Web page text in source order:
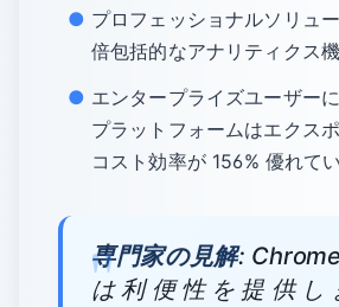
プロフェッショナルソリュ
倍包括的なアナリティクス
エンタープライズユーザー
プラットフォームはエクス
コスト効率が 156% 優れて
専門家の見解:
は利便性を提供し